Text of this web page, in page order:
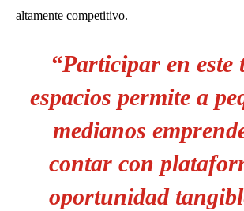
altamente competitivo.
“Participar en este
espacios permite a
medianos
contar con
oportunidad